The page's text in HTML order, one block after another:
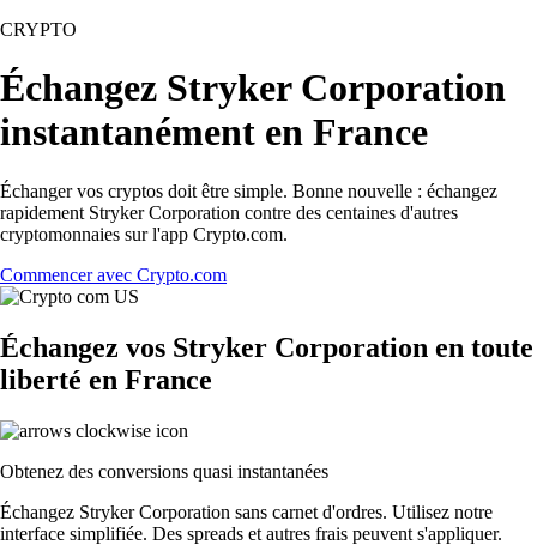
CRYPTO
Échangez Stryker Corporation
instantanément en France
Échanger vos cryptos doit être simple. Bonne nouvelle : échangez
rapidement Stryker Corporation contre des centaines d'autres
cryptomonnaies sur l'app Crypto.com.
Commencer avec Crypto.com
Échangez vos Stryker Corporation en toute
liberté en France
Obtenez des conversions quasi instantanées
Échangez Stryker Corporation sans carnet d'ordres. Utilisez notre
interface simplifiée. Des spreads et autres frais peuvent s'appliquer.